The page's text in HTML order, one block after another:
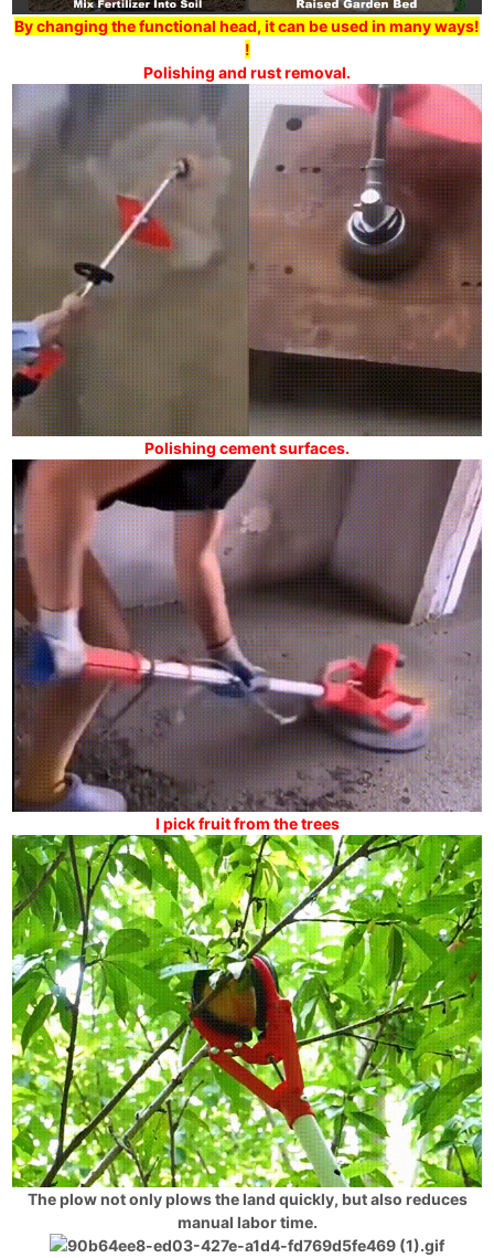
By changing the functional head, it can be used in many ways!
!
Polishing and rust removal.
Polishing cement surfaces.
I pick fruit from the trees
The plow not only plows the land quickly, but also reduces
manual labor time.